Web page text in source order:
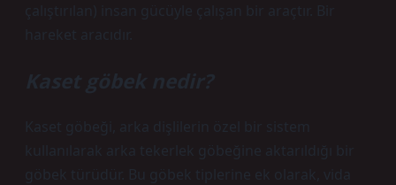
çalıştırılan) insan gücüyle çalışan bir araçtır. Bir
hareket aracıdır.
Kaset göbek nedir?
Kaset göbeği, arka dişlilerin özel bir sistem
kullanılarak arka tekerlek göbeğine aktarıldığı bir
göbek türüdür. Bu göbek tiplerine ek olarak, vida